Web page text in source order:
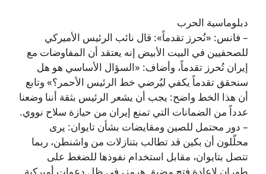
دبلوماسية الحرب
– فانس: «نُحرز تقدماً»: قال نائب الرئيس الأميركي
للصحفيين في البيت الأبيض إنه يعتقد أن المفاوضات مع
إيران تُحرز تقدماً، وأضاف: «السؤال الأساسي هو هل
سنحقق تقدماً يكفي ليُرضي خط الرئيس الأحمر؟» وتابع
أن هذا الخط واضح: يجب أن يشعر الرئيس بثقة أننا وضعنا
عدداً من الضمانات التي تمنع إيران من حيازة سلاح نووي.
– دور محتمل للصين ومقايضات بشأن تايوان: يرى
محلّلون أن بكين قد تطالب بتنازلات من واشنطن، ربما
تتصل بتايوان، مقابل استخدام نفوذها للضغط على